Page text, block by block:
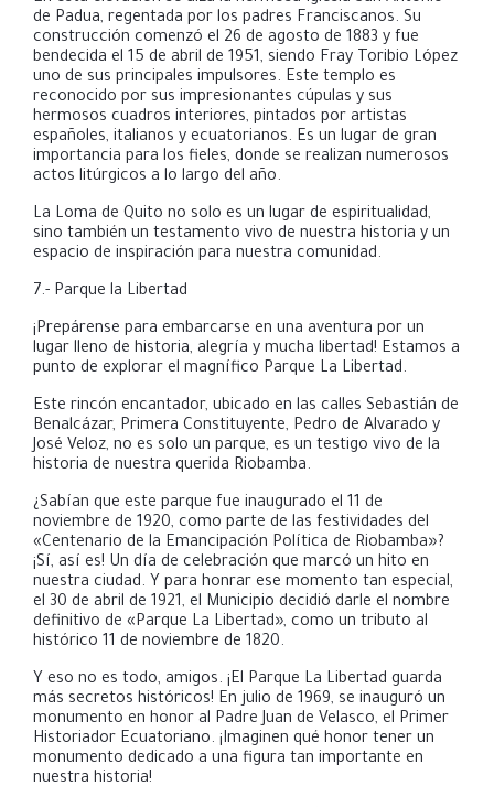
de Padua, regentada por los padres Franciscanos. Su
construcción comenzó el 26 de agosto de 1883 y fue
bendecida el 15 de abril de 1951, siendo Fray Toribio López
uno de sus principales impulsores. Este templo es
reconocido por sus impresionantes cúpulas y sus
hermosos cuadros interiores, pintados por artistas
españoles, italianos y ecuatorianos. Es un lugar de gran
importancia para los fieles, donde se realizan numerosos
actos litúrgicos a lo largo del año.
La Loma de Quito no solo es un lugar de espiritualidad,
sino también un testamento vivo de nuestra historia y un
espacio de inspiración para nuestra comunidad.
7.- Parque la Libertad
¡Prepárense para embarcarse en una aventura por un
lugar lleno de historia, alegría y mucha libertad! Estamos a
punto de explorar el magnífico Parque La Libertad.
Este rincón encantador, ubicado en las calles Sebastián de
Benalcázar, Primera Constituyente, Pedro de Alvarado y
José Veloz, no es solo un parque, es un testigo vivo de la
historia de nuestra querida Riobamba.
¿Sabían que este parque fue inaugurado el 11 de
noviembre de 1920, como parte de las festividades del
«Centenario de la Emancipación Política de Riobamba»?
¡Sí, así es! Un día de celebración que marcó un hito en
nuestra ciudad. Y para honrar ese momento tan especial,
el 30 de abril de 1921, el Municipio decidió darle el nombre
definitivo de «Parque La Libertad», como un tributo al
histórico 11 de noviembre de 1820.
Y eso no es todo, amigos. ¡El Parque La Libertad guarda
más secretos históricos! En julio de 1969, se inauguró un
monumento en honor al Padre Juan de Velasco, el Primer
Historiador Ecuatoriano. ¡Imaginen qué honor tener un
monumento dedicado a una figura tan importante en
nuestra historia!